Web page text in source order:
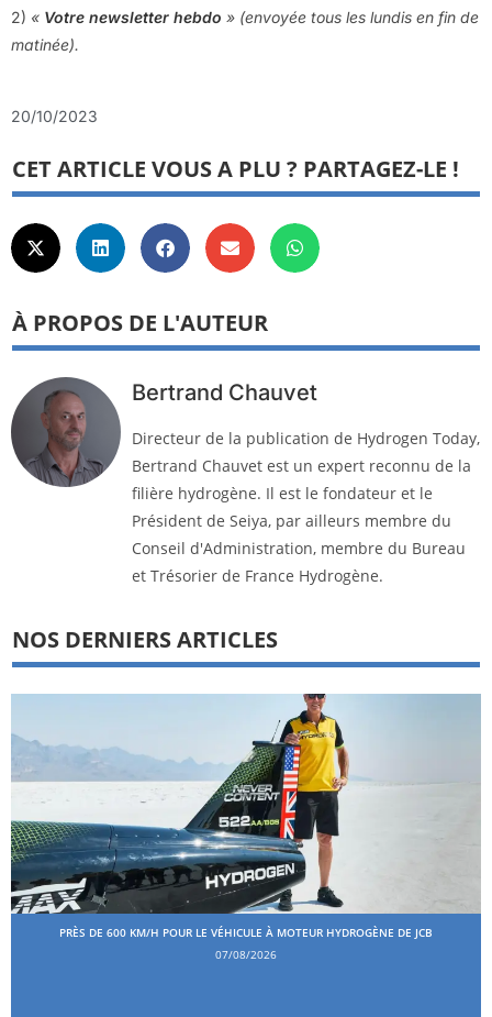
2) « Votre newsletter hebdo » (envoyée tous les lundis en fin de
matinée).
20/10/2023
CET ARTICLE VOUS A PLU ? PARTAGEZ-LE !
À PROPOS DE L'AUTEUR
Bertrand Chauvet
Directeur de la publication de Hydrogen Today,
Bertrand Chauvet est un expert reconnu de la
filière hydrogène. Il est le fondateur et le
Président de Seiya, par ailleurs membre du
Conseil d'Administration, membre du Bureau
et Trésorier de France Hydrogène.
NOS DERNIERS ARTICLES
PRÈS DE 600 KM/H POUR LE VÉHICULE À MOTEUR HYDROGÈNE DE JCB
07/08/2026